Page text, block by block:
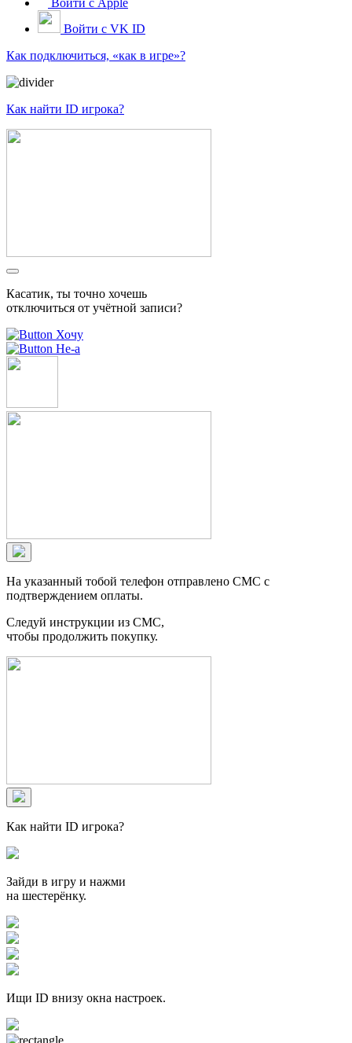
Войти с Apple
Войти с VK ID
Как подключиться, «как в игре»?
Как найти ID игрока?
Касатик, ты точно хочешь
отключиться от учётной записи?
Хочу
Не-а
На указанный тобой телефон отправлено СМС с
подтверждением оплаты.
Следуй инструкции из СМС,
чтобы продолжить покупку.
Как найти ID игрока?
Зайди в игру и нажми
на шестерёнку.
Ищи ID внизу окна настроек.